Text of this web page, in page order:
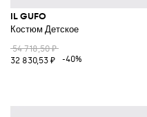
IL GUFO
Костюм Детское
54 718,50 ₽
32 830,53 ₽
-40%